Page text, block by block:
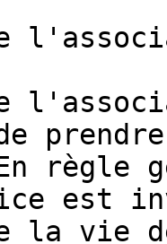
règle
est
la vie